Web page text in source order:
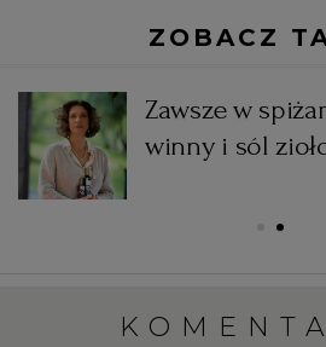
ZOBACZ
Zawsze w
winny i sól